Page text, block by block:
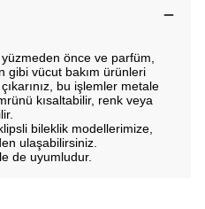
önce ve parfüm,
gibi vücut bakım ürünleri
bu işlemler metale
kısaltabilir, renk veya
bileklik modellerimize,
ulaşabilirsiniz.
de uyumludur.